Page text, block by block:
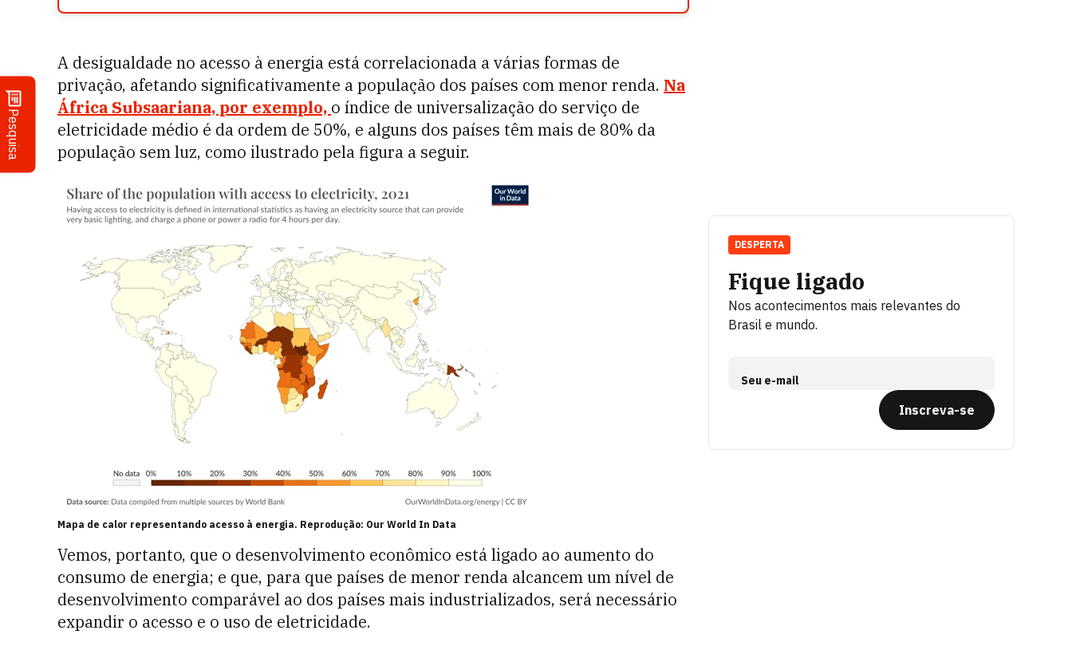
Pesquisa
A desigualdade no acesso à energia está correlacionada a várias formas de
privação, afetando significativamente a população dos países com menor renda. Na
África Subsaariana, por exemplo, o índice de universalização do serviço de
eletricidade médio é da ordem de 50%, e alguns dos países têm mais de 80% da
população sem luz, como ilustrado pela figura a seguir.
Mapa de calor representando acesso à energia. Reprodução: Our World In Data
Vemos, portanto, que o desenvolvimento econômico está ligado ao aumento do
consumo de energia; e que, para que países de menor renda alcancem um nível de
desenvolvimento comparável ao dos países mais industrializados, será necessário
expandir o acesso e o uso de eletricidade.
Fique ligado
Nos acontecimentos mais relevantes do
Brasil e mundo.
Seu e-mail
Inscreva-se
DESPERTA